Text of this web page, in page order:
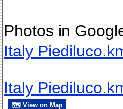
Photos in
Italy
Italy
🗺 View on Map